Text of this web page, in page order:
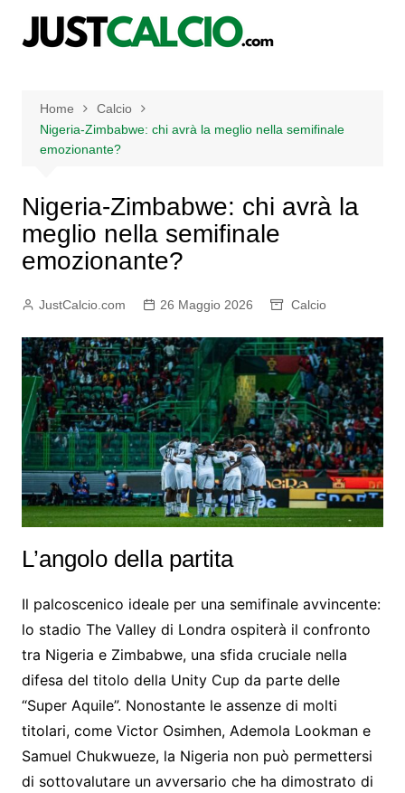
Home
Calcio
Nigeria-Zimbabwe: chi avrà la meglio nella semifinale
emozionante?
Nigeria-Zimbabwe: chi avrà la
meglio nella semifinale
emozionante?
JustCalcio.com 26 Maggio 2026 Calcio
L’angolo della partita
Il palcoscenico ideale per una semifinale avvincente:
lo stadio The Valley di Londra ospiterà il confronto
tra Nigeria e Zimbabwe, una sfida cruciale nella
difesa del titolo della Unity Cup da parte delle
“Super Aquile”. Nonostante le assenze di molti
titolari, come Victor Osimhen, Ademola Lookman e
Samuel Chukwueze, la Nigeria non può permettersi
di sottovalutare un avversario che ha dimostrato di